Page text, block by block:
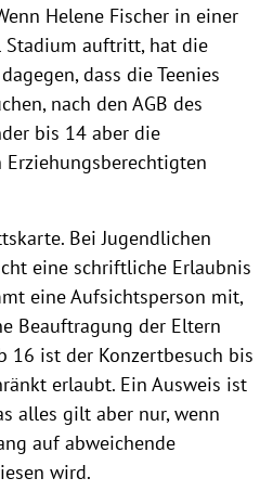
Helene Fischer in einer
Stadium auftritt, hat die
dass die Teenies
nach den AGB des
bis 14 aber die
Bei Jugendlichen
eine schriftliche Erlaubnis
eine Aufsichtsperson mit,
Beauftragung der Eltern
16 ist der Konzertbesuch bis
erlaubt. Ein Ausweis ist
alles gilt aber nur, wenn
auf abweichende
wird.